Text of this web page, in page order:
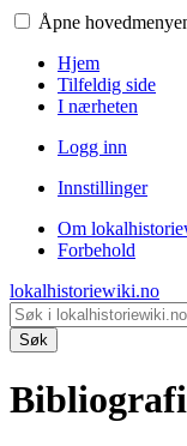
Åpne
Hjem
Tilfeldig side
I nærheten
Logg inn
Innstillinger
Om
Forbehold
lokalhistoriewiki.no
Søk
Bibliografi